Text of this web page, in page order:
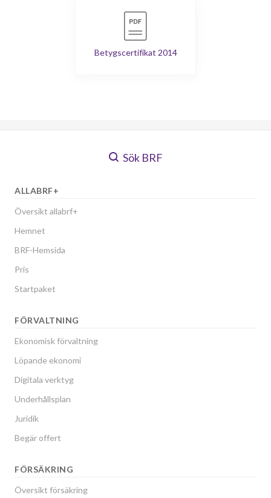
Betygscertifikat 2014
Sök BRF
ALLABRF+
Översikt allabrf+
Hemnet
BRF-Hemsida
Pris
Startpaket
FÖRVALTNING
Ekonomisk förvaltning
Löpande ekonomi
Digitala verktyg
Underhållsplan
Juridik
Begär offert
FÖRSÄKRING
Översikt försäkring